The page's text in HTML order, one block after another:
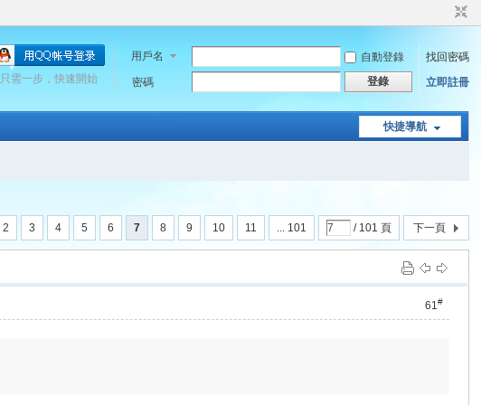
用戶名 自動登錄
找回密碼
密碼
登錄 立即註冊
只需一步，快速開始
快捷導航
2 3 4 5 6 7 8 9 10 11 ... 101 / 101 頁 下一頁
61#